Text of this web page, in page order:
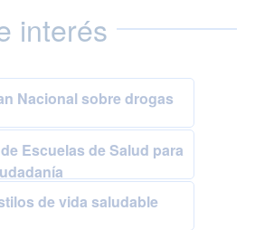
interés
Nacional sobre drogas
Escuelas de Salud para
de vida saludable